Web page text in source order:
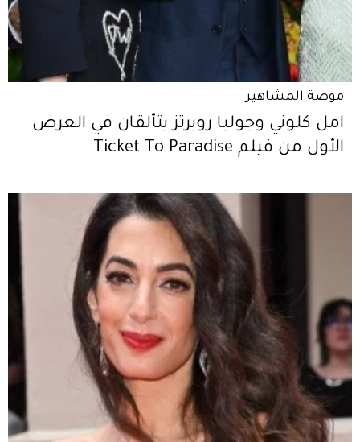
موضة المشاهير
امل كلوني وجوليا روبرتز يتألقان في العرض
الأول من فيلم Ticket To Paradise